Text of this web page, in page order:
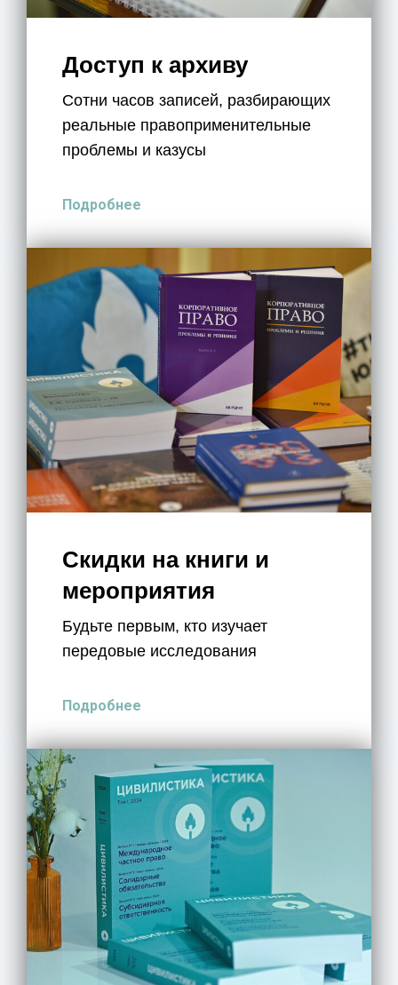
Доступ к архиву
Сотни часов записей, разбирающих
реальные правоприменительные
проблемы и казусы
Подробнее
Скидки на книги и
мероприятия
Будьте первым, кто изучает
передовые исследования
Подробнее